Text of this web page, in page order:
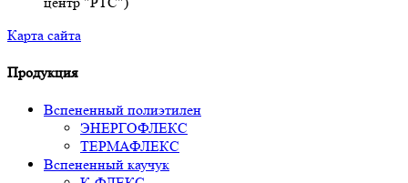
Карта сайта
Продукция
Вспененный полиэтилен
ЭНЕРГОФЛЕКС
ТЕРМАФЛЕКС
Вспененный каучук